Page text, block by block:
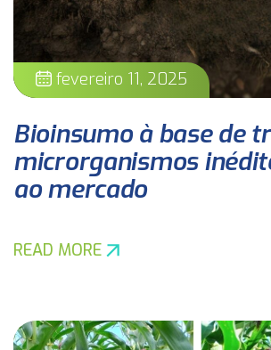
fevereiro 11, 2025
Bioinsumo à base de
microrganismos
ao mercado
READ MORE